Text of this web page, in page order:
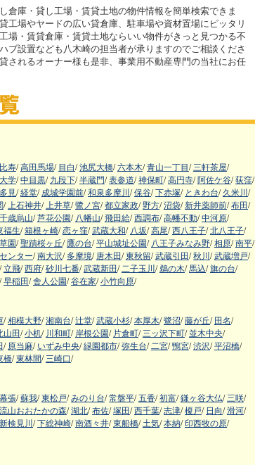
倉庫・貸し工場・賃貸土地の物件情報を簡単検索できま
工場やヤードの広い貸倉庫、駐車場や資材置場にピッタリ
場・賃貸倉庫・賃貸土地ならいい物件がきっと見つかる不
ブ設置なども八木崎の担当者が承りますのでご相談くださ
されるオーナー様も是非、事業用不動産専門の当社にお任
寿/ 高田馬場/ 目白/ 池尻大橋/ 六本木/ 青山一丁目/ 三軒茶屋/
学/ 中目黒/ 九段下/ 半蔵門/ 表参道/ 神保町/ 高円寺/ 阿佐ケ谷/ 荻窪/
見/ 経堂/ 成城学園前/ 和泉多摩川 / 保谷/ 下赤塚/ ときわ台/ 久米川 /
/ 上石神井/ 上井草/ 鷺ノ宮/ 都立家政/ 野方/ 沼袋/ 新井薬師前/ 布田/
千歳烏山/ 芦花公園/ 八幡山/ 飛田給/ 西調布/ 高幡不動/ 中河原/
福生/ 箱根ヶ崎/ 恋ヶ窪/ 武蔵大和/ 八坂/ 高尾/ 西八王子/ 北八王子/
園/ 聖蹟桜ヶ丘/ 鷹の台/ 平山城址公園/ 八王子みなみ野/ 相原/ 南平/
ンター/ 南大沢/ 多摩境/ 唐木田/ 東秋留/ 武蔵引田/ 秋川 / 武蔵増戸/
/ 立飛/ 西府/ 砂川七番/ 武蔵新田/ 二子玉川 / 鵜の木/ 馬込/ 旗の台/
/ 早稲田/ 舎人公園/ 谷在家/ 小竹向原/
/ 相模大野/ 湘南台/ 辻堂/ 武蔵小杉/ 本厚木/ 鷺沼/ 藤が丘/ 田名/
山田/ 小机/ 川和町/ 岸根公園/ 片倉町/ 三ッ沢下町/ 並木中央/
/ 原当麻/ いずみ中央/ 緑園都市/ 弥生台/ 二宮/ 鴨宮/ 渋沢/ 平沼橋/
橋/ 東林間/ 三崎口/
幕張/ 蘇我/ 東松戸/ みのり台/ 常盤平/ 五香/ 初富/ 鎌ヶ谷大仏/ 三咲/
流山おおたかの森/ 湖北/ 布佐/ 塚田/ 西千葉/ 志津/ 榎戸/ 日向/ 滑河/
新検見川 / 下総神崎/ 南酒々井/ 東船橋/ 土気/ 本納/ 印西牧の原/